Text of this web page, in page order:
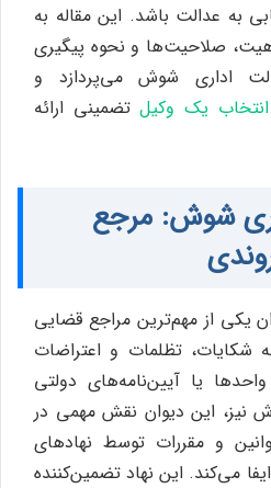
به عدالت باشد. این مقاله به
صلاحیت‌ها و نحوه پیگیری
اداری شوش می‌پردازد و
انتخاب یک وکیلتضمینی ارائه
شوش: مرجع
یکی از مهم‌ترین مراجع قضایی
شکایات، تظلمات و اعتراضات
یا آیین‌نامه‌های دولتی
این دیوان نقش مهمی در
و مقررات توسط نهادهای
می‌کند. این نهاد تضمین‌کننده